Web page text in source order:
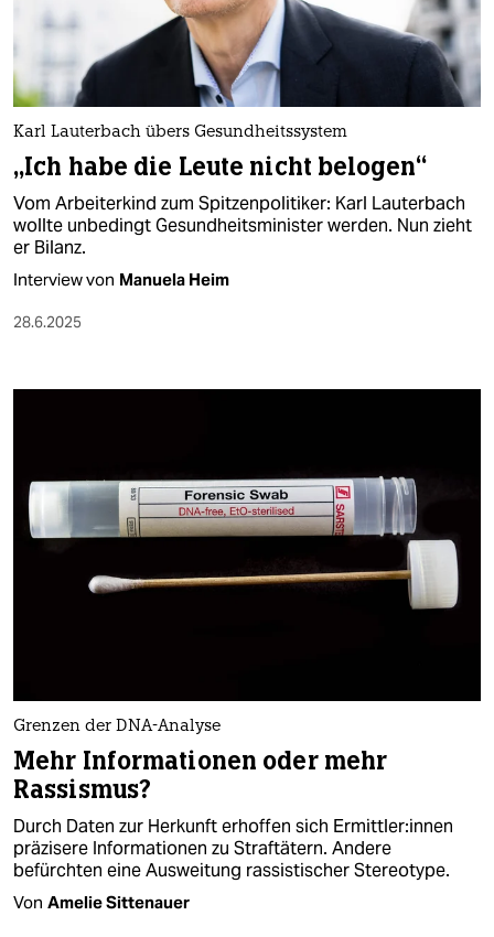
nord
wahrheit
verlag
verlag
veranstaltungen
shop
fragen & hilfe
epaper login
Karl Lauterbach übers Gesundheitssystem
„Ich habe die Leute nicht belogen“
Vom Arbeiterkind zum Spitzenpolitiker: Karl Lauterbach
wollte unbedingt Gesundheitsminister werden. Nun zieht
er Bilanz.
Interview von Manuela Heim
28.6.2025
Grenzen der DNA-Analyse
Mehr Informationen oder mehr
Rassismus?
Durch Daten zur Herkunft erhoffen sich Er­mitt­le­r:in­nen
präzisere Informationen zu Straftätern. Andere
befürchten eine Ausweitung rassistischer Stereotype.
Von Amelie Sittenauer